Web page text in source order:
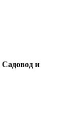
Садовод и